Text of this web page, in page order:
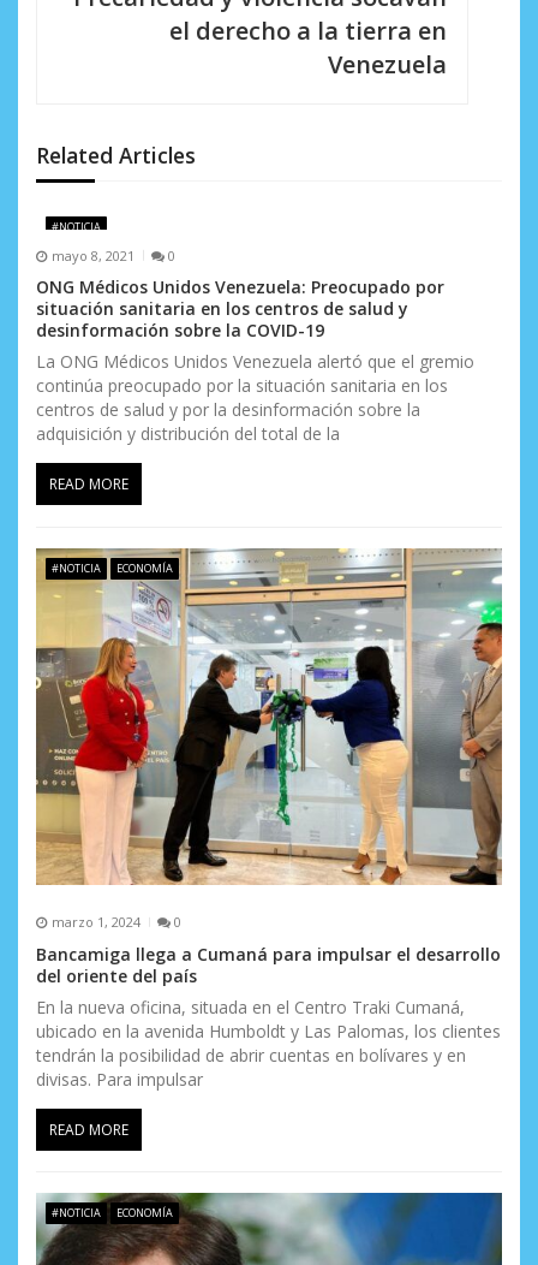
d
e
n
t
r
a
d
a
s
el derecho a la tierra en
Venezuela
Related Articles
#NOTICIA
mayo 8, 2021 0
ONG Médicos Unidos Venezuela: Preocupado por
situación sanitaria en los centros de salud y
desinformación sobre la COVID-19
La ONG Médicos Unidos Venezuela alertó que el gremio
continúa preocupado por la situación sanitaria en los
centros de salud y por la desinformación sobre la
adquisición y distribución del total de la
READ MORE
#NOTICIA ECONOMÍA
marzo 1, 2024 0
Bancamiga llega a Cumaná para impulsar el desarrollo
del oriente del país
En la nueva oficina, situada en el Centro Traki Cumaná,
ubicado en la avenida Humboldt y Las Palomas, los clientes
tendrán la posibilidad de abrir cuentas en bolívares y en
divisas. Para impulsar
READ MORE
#NOTICIA ECONOMÍA